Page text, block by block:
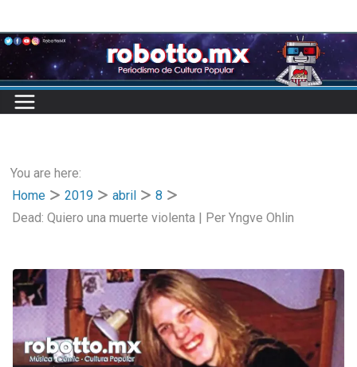
to
content
You are here:
Home
2019 abril
8
Dead: Quiero una muerte violenta | Per Yngve Ohlin